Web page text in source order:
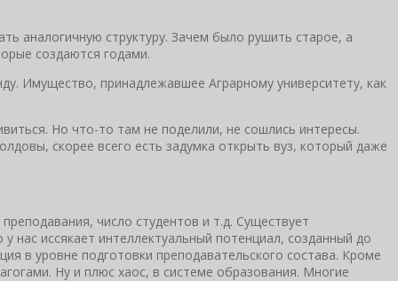
аналогичную структуру. Зачем было рушить старое, а
создаются годами.
Имущество, принадлежавшее Аграрному университету, как
Но что-то там не поделили, не сошлись интересы.
скорее всего есть задумка открыть вуз, который даже
число студентов и т.д. Существует
иссякает интеллектуальный потенциал, созданный до
в уровне подготовки преподавательского состава. Кроме
Ну и плюс хаос, в системе образования. Многие